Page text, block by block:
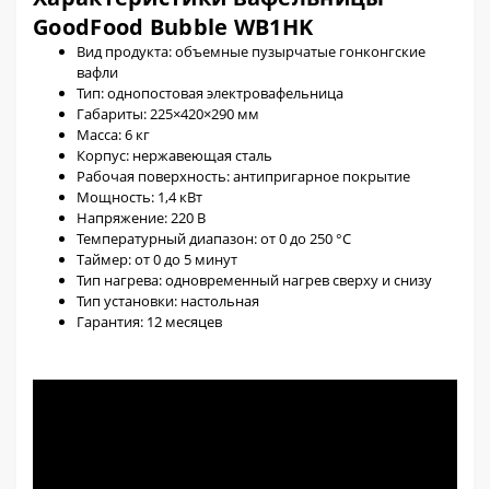
GoodFood Bubble WB1HK
Вид продукта: объемные пузырчатые гонконгские
вафли
Тип: однопостовая электровафельница
Габариты: 225×420×290 мм
Масса: 6 кг
Корпус: нержавеющая сталь
Рабочая поверхность: антипригарное покрытие
Мощность: 1,4 кВт
Напряжение: 220 В
Температурный диапазон: от 0 до 250 °С
Таймер: от 0 до 5 минут
Тип нагрева: одновременный нагрев сверху и снизу
Тип установки: настольная
Гарантия: 12 месяцев